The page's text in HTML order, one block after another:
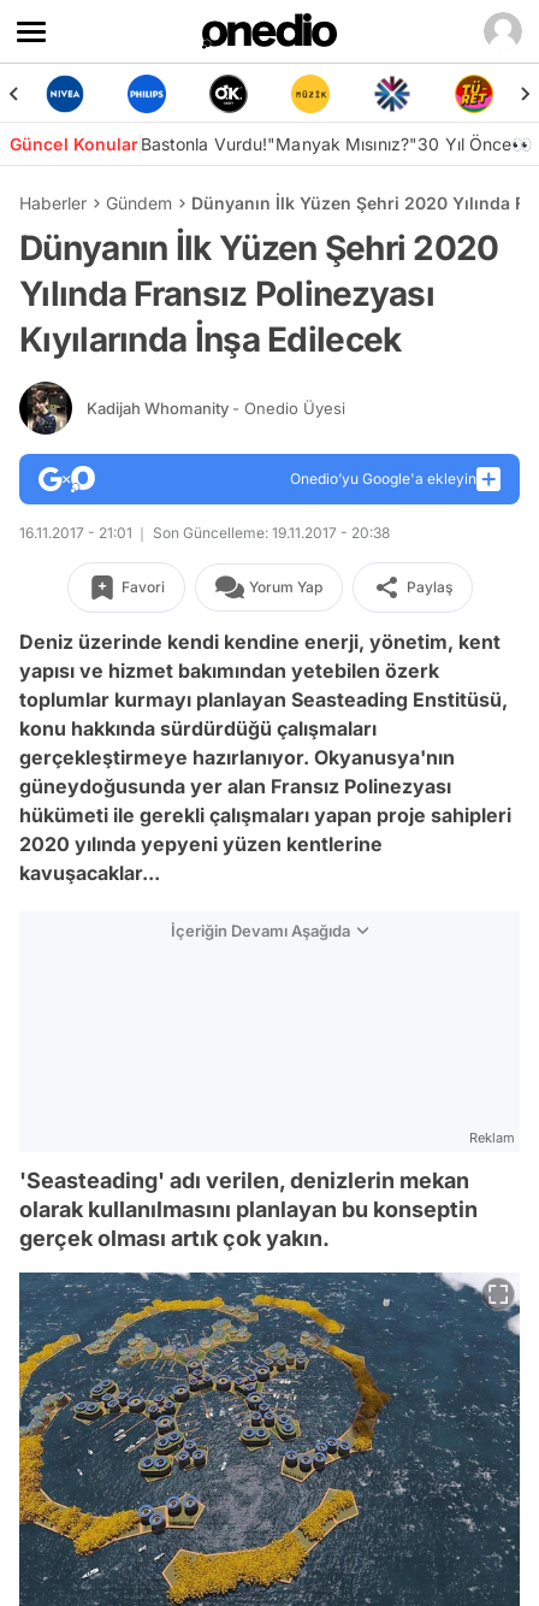
Güncel KonularBastonla Vurdu!"Manyak Mısınız?"30 Yıl Önce👀
Haberler Gündem Dünyanın İlk Yüzen Şehri 2020 Yılında
Dünyanın İlk Yüzen Şehri 2020
Yılında Fransız Polinezyası
Kıyılarında İnşa Edilecek
Kadijah Whomanity - Onedio Üyesi
Onedio’yu Google'a ekleyin
16.11.2017 - 21:01 Son Güncelleme: 19.11.2017 - 20:38
Favori Yorum Yap Paylaş
Deniz üzerinde kendi kendine enerji, yönetim, kent
yapısı ve hizmet bakımından yetebilen özerk
toplumlar kurmayı planlayan Seasteading Enstitüsü,
konu hakkında sürdürdüğü çalışmaları
gerçekleştirmeye hazırlanıyor. Okyanusya'nın
güneydoğusunda yer alan Fransız Polinezyası
hükümeti ile gerekli çalışmaları yapan proje sahipleri
2020 yılında yepyeni yüzen kentlerine
kavuşacaklar...
İçeriğin Devamı Aşağıda
Reklam
'Seasteading' adı verilen, denizlerin mekan
olarak kullanılmasını planlayan bu konseptin
gerçek olması artık çok yakın.